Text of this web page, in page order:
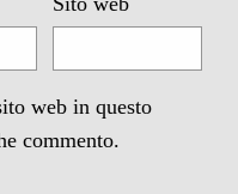
web in questo
commento.